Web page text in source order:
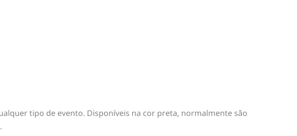
tipo de evento. Disponíveis na cor preta, normalmente são